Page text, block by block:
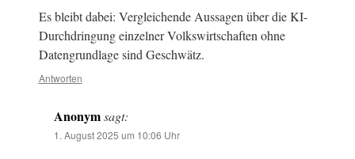
Es bleibt dabei: Vergleichende Aussagen über die KI-
Durchdringung einzelner Volkswirtschaften ohne
Datengrundlage sind Geschwätz.
Antworten
Anonymsagt:
1. August 2025 um 10:06 Uhr